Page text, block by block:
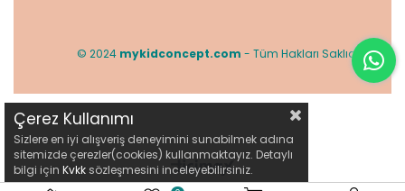
© 2024 mykidconcept.com - Tüm Hakları Saklıdır.
Çerez Kullanımı
Sizlere en iyi alışveriş deneyimini sunabilmek adına
sitemizde çerezler(cookies) kullanmaktayız. Detaylı
bilgi için Kvkk sözleşmesini inceleyebilirsiniz.